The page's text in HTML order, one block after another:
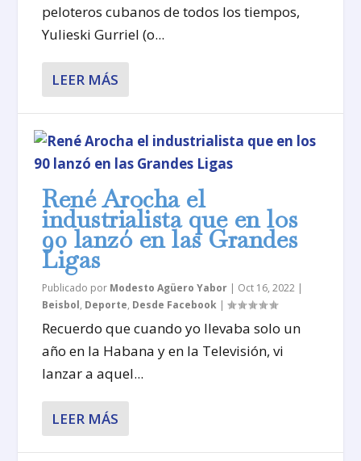
peloteros cubanos de todos los tiempos,
Yulieski Gurriel (o...
LEER MÁS
René Arocha el
industrialista que en los
90 lanzó en las Grandes
Ligas
Publicado por Modesto Agüero Yabor | Oct 16, 2022 |
Beisbol, Deporte, Desde Facebook |
Recuerdo que cuando yo llevaba solo un
año en la Habana y en la Televisión, vi
lanzar a aquel...
LEER MÁS